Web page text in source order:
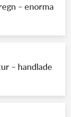
– enorma
– handlade